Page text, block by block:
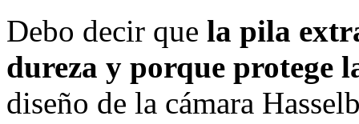
Debo decir que la pila
dureza y porque protege
diseño de la cámara